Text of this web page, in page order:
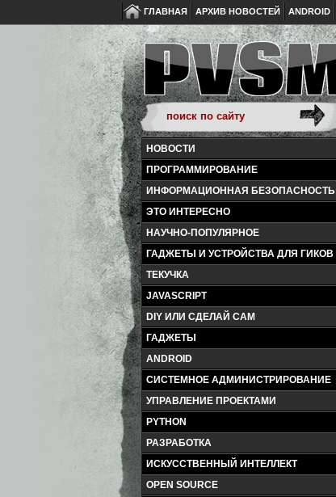
ГЛАВНАЯ АРХИВ НОВОСТЕЙ ANDROID
НОВОСТИ
ПРОГРАММИРОВАНИЕ
ИНФОРМАЦИОННАЯ БЕЗОПАСНОСТЬ
ЭТО ИНТЕРЕСНО
НАУЧНО-ПОПУЛЯРНОЕ
ГАДЖЕТЫ И УСТРОЙСТВА ДЛЯ ГИКОВ
ТЕКУЧКА
JAVASCRIPT
DIY ИЛИ СДЕЛАЙ САМ
ГАДЖЕТЫ
ANDROID
СИСТЕМНОЕ АДМИНИСТРИРОВАНИЕ
УПРАВЛЕНИЕ ПРОЕКТАМИ
PYTHON
РАЗРАБОТКА
ИСКУССТВЕННЫЙ ИНТЕЛЛЕКТ
OPEN SOURCE